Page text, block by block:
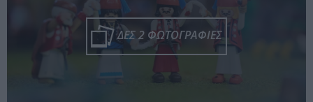
ΔΕΣ 2 ΦΩΤΟΓΡΑΦΙΕΣ